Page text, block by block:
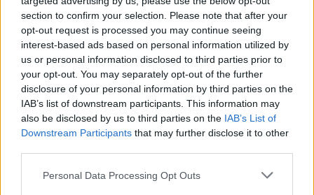
section to confirm your selection. Please note that after your
opt-out request is processed you may continue seeing
interest-based ads based on personal information utilized by
us or personal information disclosed to third parties prior to
your opt-out. You may separately opt-out of the further
disclosure of your personal information by third parties on the
IAB’s list of downstream participants. This information may
also be disclosed by us to third parties on the IAB’s List of
Downstream Participants that may further disclose it to other
Personal Data Processing Opt Outs
Real Madrid TV 1 (100%)
Ver ranking completo
TOTAL
1
CANALES TV
DÍAS
2751
SIN PARTIDO
GRATUÍTO
PARTIDOS
0
CONSECUTIVOS
DE PAGO
0 partidos de visitante